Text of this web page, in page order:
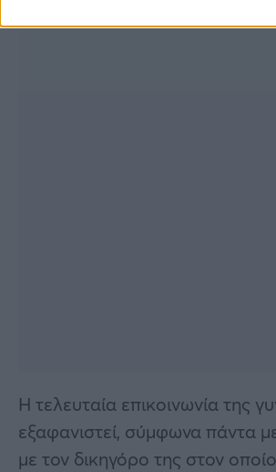
Η τελευταία επικοινωνία της
εξαφανιστεί, σύμφωνα πάντα
με τον δικηγόρο της στον